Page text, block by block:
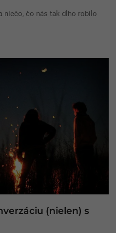
niečo, čo nás tak dlho robilo
(nielen) s